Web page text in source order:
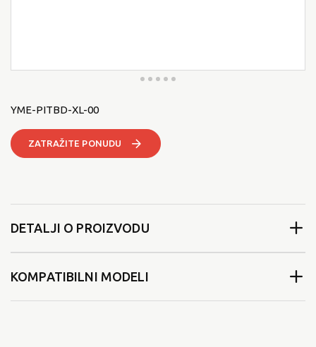
YME-PITBD-XL-00
ZATRAŽITE PONUDU
DETALJI O PROIZVODU
KOMPATIBILNI MODELI